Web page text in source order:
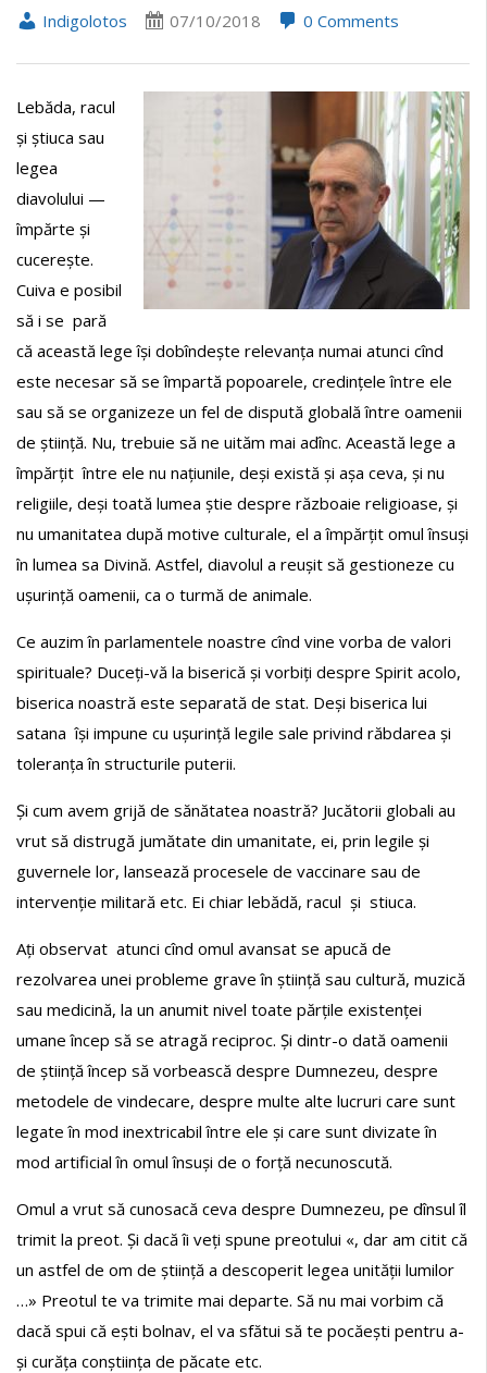
Indigolotos 07/10/2018 0 Comments
Lebăda, racul
și știuca sau
legea
diavolului —
împărte și
cucerește.
Cuiva e posibil
să i se pară
că această lege își dobîndește relevanța numai atunci cînd
este necesar să se împartă popoarele, credințele între ele
sau să se organizeze un fel de dispută globală între oamenii
de știință. Nu, trebuie să ne uităm mai adînc. Această lege a
împărțit între ele nu națiunile, deși există și așa ceva, și nu
religiile, deși toată lumea știe despre războaie religioase, și
nu umanitatea după motive culturale, el a împărțit omul însuși
în lumea sa Divină. Astfel, diavolul a reușit să gestioneze cu
ușurință oamenii, ca o turmă de animale.
Ce auzim în parlamentele noastre cînd vine vorba de valori
spirituale? Duceți-vă la biserică și vorbiți despre Spirit acolo,
biserica noastră este separată de stat. Deși biserica lui
satana își impune cu ușurință legile sale privind răbdarea și
toleranța în structurile puterii.
Și cum avem grijă de sănătatea noastră? Jucătorii globali au
vrut să distrugă jumătate din umanitate, ei, prin legile și
guvernele lor, lansează procesele de vaccinare sau de
intervenție militară etc. Ei chiar lebădă, racul și stiuca.
Ați observat atunci cînd omul avansat se apucă de
rezolvarea unei probleme grave în știință sau cultură, muzică
sau medicină, la un anumit nivel toate părțile existenței
umane încep să se atragă reciproc. Și dintr-o dată oamenii
de știință încep să vorbească despre Dumnezeu, despre
metodele de vindecare, despre multe alte lucruri care sunt
legate în mod inextricabil între ele și care sunt divizate în
mod artificial în omul însuși de o forță necunoscută.
Omul a vrut să cunosacă ceva despre Dumnezeu, pe dînsul îl
trimit la preot. Și dacă îi veți spune preotului «, dar am citit că
un astfel de om de știință a descoperit legea unității lumilor
…» Preotul te va trimite mai departe. Să nu mai vorbim că
dacă spui că ești bolnav, el va sfătui să te pocăești pentru a-
și curăța conștiința de păcate etc.